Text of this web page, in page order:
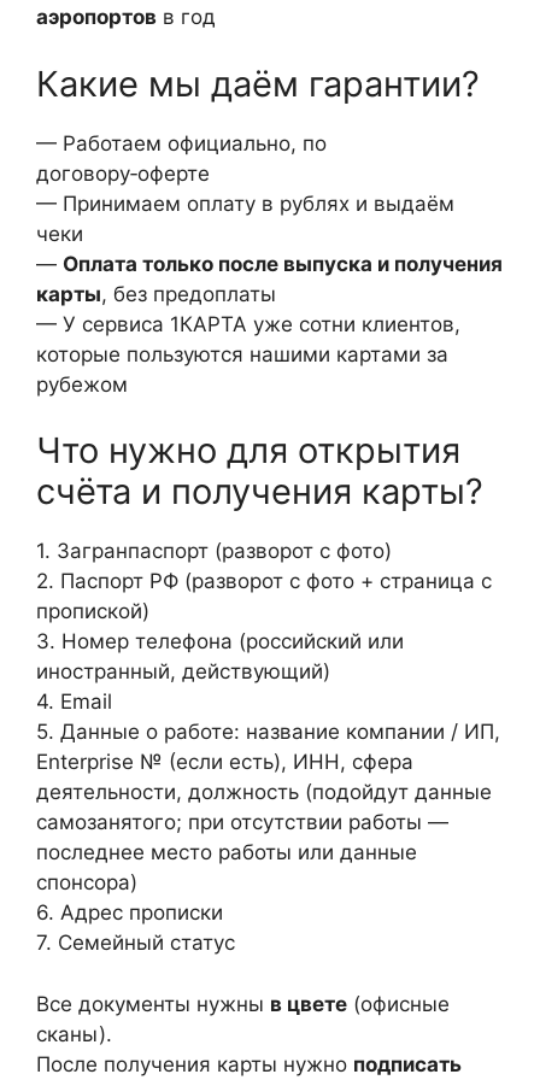
аэропортов в год
Какие мы даём гарантии?
— Работаем официально, по
договору‑оферте
— Принимаем оплату в рублях и выдаём
чеки
— Оплата только после выпуска и получения
карты, без предоплаты
— У сервиса 1КАРТА уже сотни клиентов,
которые пользуются нашими картами за
рубежом
Что нужно для открытия
счёта и получения карты?
1. Загранпаспорт (разворот с фото)
2. Паспорт РФ (разворот с фото + страница с
пропиской)
3. Номер телефона (российский или
иностранный, действующий)
4. Email
5. Данные о работе: название компании / ИП,
Enterprise № (если есть), ИНН, сфера
деятельности, должность (подойдут данные
самозанятого; при отсутствии работы —
последнее место работы или данные
спонсора)
6. Адрес прописки
7. Семейный статус
Все документы нужны в цвете (офисные
сканы).
После получения карты нужно подписать